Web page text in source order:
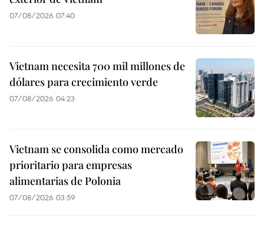
07/08/2026 07:40
Vietnam necesita 700 mil millones de
dólares para crecimiento verde
07/08/2026 04:23
Vietnam se consolida como mercado
prioritario para empresas
alimentarias de Polonia
07/08/2026 03:59